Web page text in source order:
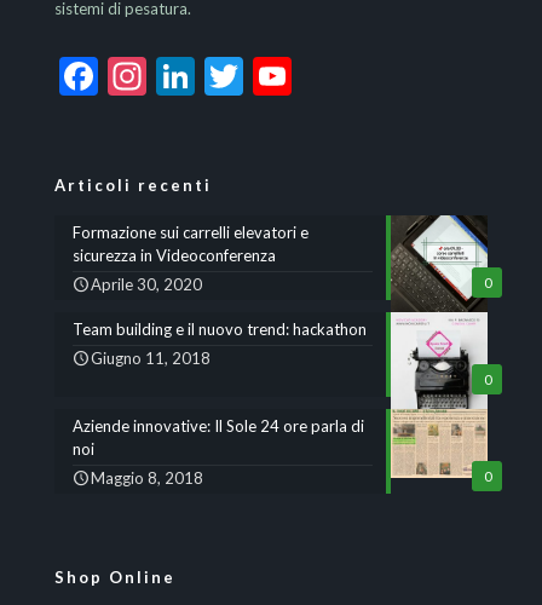
sistemi di pesatura.
Facebook
Instagram
LinkedIn
Twitter
Articoli recenti
0
Formazione sui carrelli elevatori e
sicurezza in Videoconferenza
Aprile 30, 2020
0
Team building e il nuovo trend: hackathon
Giugno 11, 2018
0
Aziende innovative: Il Sole 24 ore parla di
noi
Maggio 8, 2018
Shop Online